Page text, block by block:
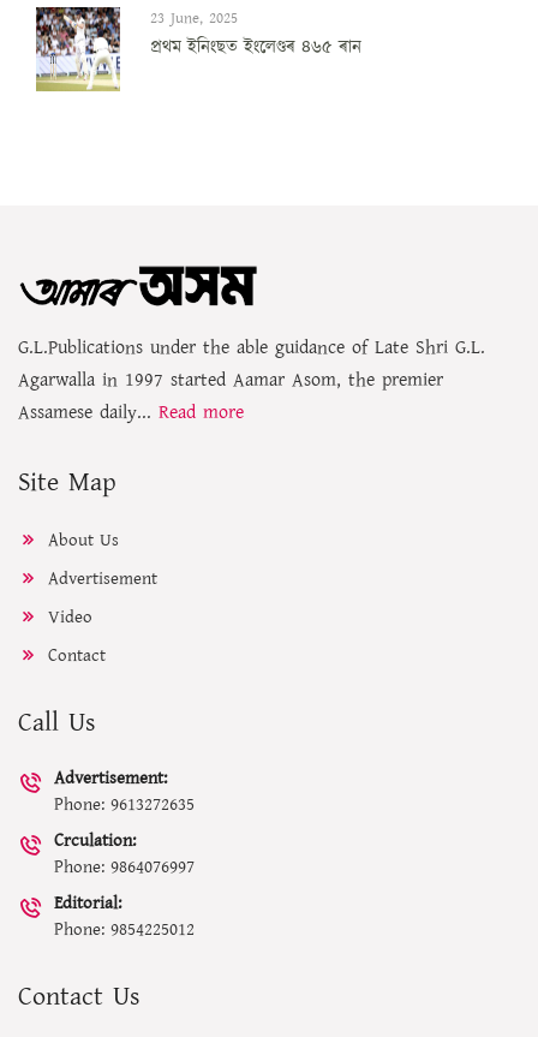
23 June, 2025
প্ৰথম ইনিংছত ইংলেণ্ডৰ ৪৬৫ ৰান
G.L.Publications under the able guidance of Late Shri G.L.
Agarwalla in 1997 started Aamar Asom, the premier
Assamese daily... Read more
Site Map
About Us
Advertisement
Video
Contact
Call Us
Advertisement:
Phone: 9613272635
Crculation:
Phone: 9864076997
Editorial:
Phone: 9854225012
Contact Us